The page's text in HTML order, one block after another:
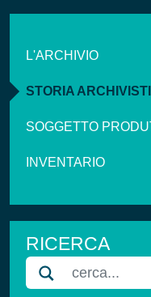
L'ARCHIVIO
STORIA
SOGGETTO
INVENTARIO
RICERCA